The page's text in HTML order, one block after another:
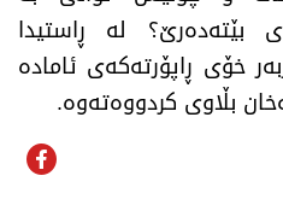
بێتەدەرێ؟ لە ڕاستیدا
خۆی ڕاپۆرتەکەی ئامادە
بڵاوی کردووەتەوە.